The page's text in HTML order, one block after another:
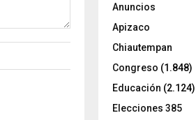
Anuncios
Apizaco
Chiautempan
Congreso (1.848)
Educación (2.124)
Elecciones 385